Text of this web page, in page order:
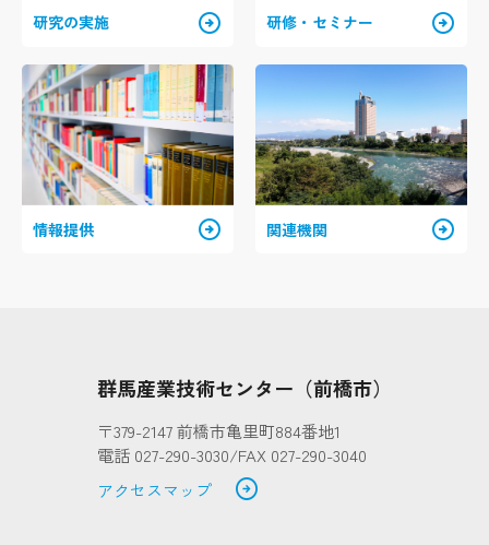
研究の実施 arrow_circle_right 研修・セミナー arrow_circle_right
情報提供 arrow_circle_right 関連機関 arrow_circle_right
群馬産業技術センター（前橋市）
〒379-2147 前橋市亀里町884番地1
電話 027-290-3030/FAX 027-290-3040
アクセスマップ
arrow_circle_right